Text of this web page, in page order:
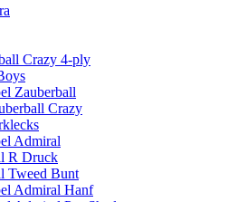
Crazy 4-ply
Zauberball
Crazy
Admiral
R Druck
Tweed Bunt
Admiral Hanf